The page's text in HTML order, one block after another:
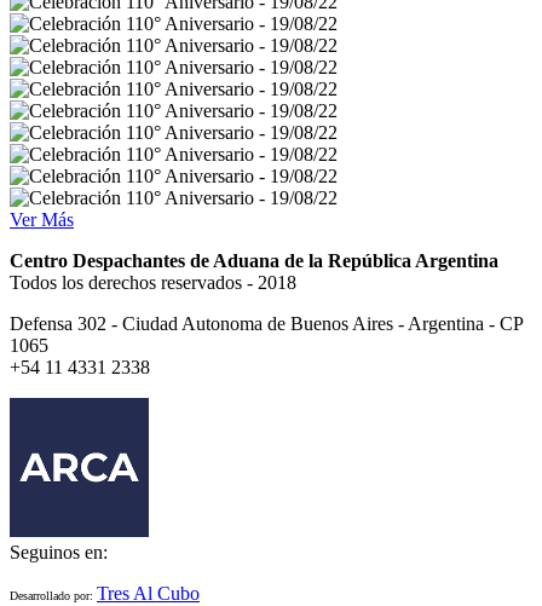
Ver Más
Centro Despachantes de Aduana de la República Argentina
Todos los derechos reservados - 2018
Defensa 302 - Ciudad Autonoma de Buenos Aires - Argentina - CP
1065
+54 11 4331 2338
Seguinos en:
Desarrollado por: Tres Al Cubo